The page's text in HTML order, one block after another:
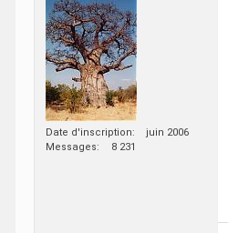
Date d'inscription
juin 2006
Messages
8 231